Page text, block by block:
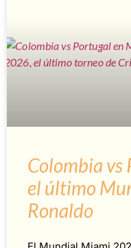
Colombia vs
el último
Ronaldo